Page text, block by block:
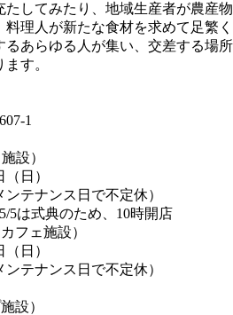
してみたり、地域生産者が農産物
理人が新たな食材を求めて足繁く
あらゆる人が集い、交差する場所
す。
1
設）
日）
テナンス日で不定休）
は式典のため、10時開店
フェ施設）
日）
テナンス日で不定休）
設）